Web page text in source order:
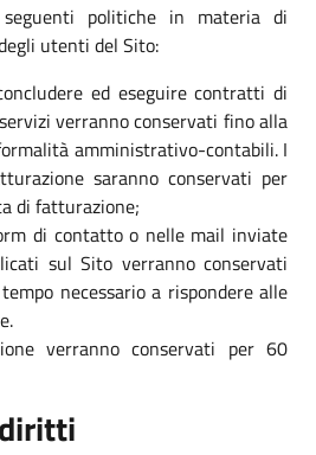
politiche in materia di
utenti del Sito:
ed eseguire contratti di
verranno conservati fino alla
amministrativo-contabili. I
saranno conservati per
di fatturazione;
di contatto o nelle mail inviate
sul Sito verranno conservati
necessario a rispondere alle
verranno conservati per 60